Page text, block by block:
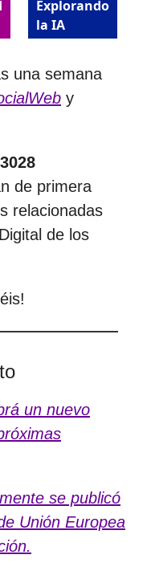
Explorando
la IA
una semana
y
3028
de primera
relacionadas
de los
un nuevo
se publicó
Unión Europea